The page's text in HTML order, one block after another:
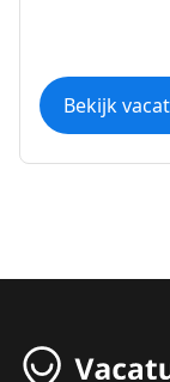
Bekijk